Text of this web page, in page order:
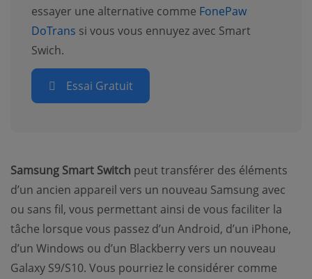
essayer une alternative comme FonePaw
DoTrans si vous vous ennuyez avec Smart
Swich.
Essai Gratuit
Samsung Smart Switch peut transférer des éléments
d’un ancien appareil vers un nouveau Samsung avec
ou sans fil, vous permettant ainsi de vous faciliter la
tâche lorsque vous passez d’un Android, d’un iPhone,
d’un Windows ou d’un Blackberry vers un nouveau
Galaxy S9/S10. Vous pourriez le considérer comme